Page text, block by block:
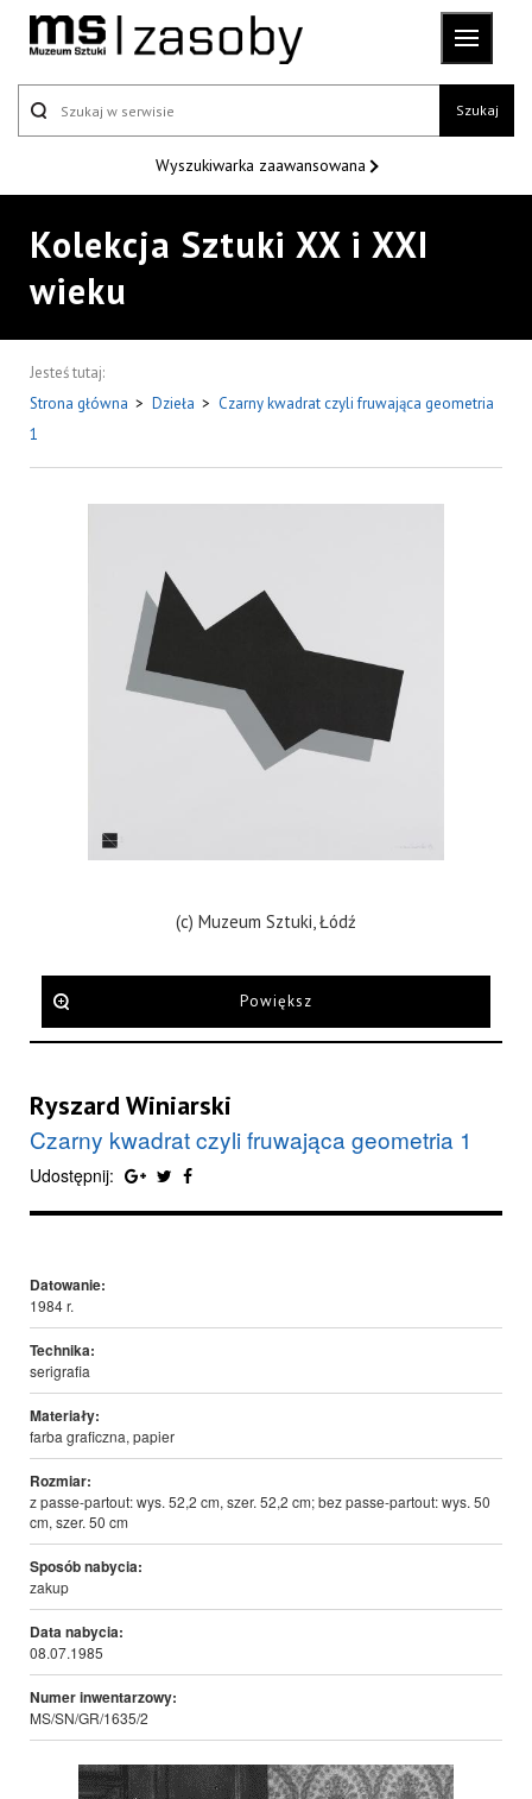
Szukaj
Wyszukiwarka zaawansowana
Kolekcja Sztuki XX i XXI
wieku
Jesteś tutaj:
Strona główna > Dzieła > Czarny kwadrat czyli fruwająca geometria
1
(c) Muzeum Sztuki, Łódź
Powiększ
Ryszard Winiarski
Czarny kwadrat czyli fruwająca geometria 1
Udostępnij:
Datowanie:
1984 r.
Technika:
serigrafia
Materiały:
farba graficzna, papier
Rozmiar:
z passe-partout: wys. 52,2 cm, szer. 52,2 cm; bez passe-partout: wys. 50
cm, szer. 50 cm
Sposób nabycia:
zakup
Data nabycia:
08.07.1985
Numer inwentarzowy:
MS/SN/GR/1635/2